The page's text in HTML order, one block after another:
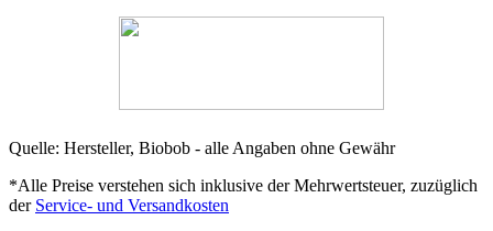
Quelle: Hersteller, Biobob - alle Angaben ohne Gewähr
*Alle Preise verstehen sich inklusive der Mehrwertsteuer, zuzüglich
der Service- und Versandkosten